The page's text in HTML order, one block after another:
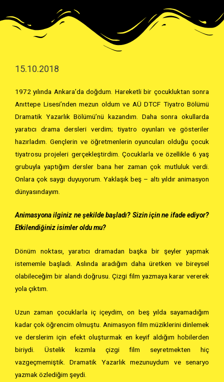
15.10.2018
1972 yılında Ankara’da doğdum. Hareketli bir çocukluktan sonra
Anıttepe Lisesi’nden mezun oldum ve AÜ DTCF Tiyatro Bölümü
Dramatik Yazarlık Bölümü’nü kazandım. Daha sonra okullarda
yaratıcı drama dersleri verdim; tiyatro oyunları ve gösteriler
hazırladım. Gençlerin ve öğretmenlerin oyuncuları olduğu çocuk
tiyatrosu projeleri gerçekleştirdim. Çocuklarla ve özellikle 6 yaş
grubuyla yaptığım dersler bana her zaman çok mutluluk verdi.
Onlara çok saygı duyuyorum. Yaklaşık beş – altı yıldır animasyon
dünyasındayım.
Animasyona ilginiz ne şekilde başladı? Sizin için ne ifade ediyor?
Etkilendiğiniz isimler oldu mu?
Dönüm noktası, yaratıcı dramadan başka bir şeyler yapmak
istememle başladı. Aslında aradığım daha üretken ve bireysel
olabileceğim bir alandı doğrusu. Çizgi film yazmaya karar vererek
yola çıktım.
Uzun zaman çocuklarla iç içeydim, on beş yılda sayamadığım
kadar çok öğrencim olmuştu. Animasyon film müziklerini dinlemek
ve derslerim için efekt oluşturmak en keyif aldığım hobilerden
biriydi. Üstelik kızımla çizgi film seyretmekten hiç
vazgeçmemiştik. Dramatik Yazarlık mezunuydum ve senaryo
yazmak özlediğim şeydi.